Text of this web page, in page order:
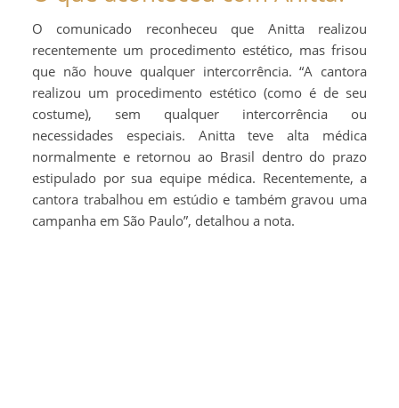
O comunicado reconheceu que Anitta realizou
recentemente um procedimento estético, mas frisou
que não houve qualquer intercorrência. “A cantora
realizou um procedimento estético (como é de seu
costume), sem qualquer intercorrência ou
necessidades especiais. Anitta teve alta médica
normalmente e retornou ao Brasil dentro do prazo
estipulado por sua equipe médica. Recentemente, a
cantora trabalhou em estúdio e também gravou uma
campanha em São Paulo”, detalhou a nota.